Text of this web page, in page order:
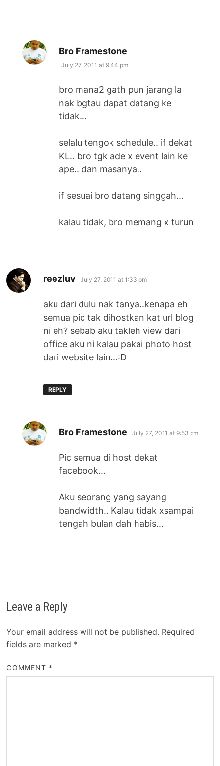
Bro Framestone
July 27, 2011 at 9:44 pm
bro mana2 gath pun jarang la
nak bgtau dapat datang ke
tidak…
selalu tengok schedule.. if dekat
KL.. bro tgk ade x event lain ke
ape.. dan masanya..
if sesuai bro datang singgah…
kalau tidak, bro memang x turun
reezluv says:
July 27, 2011 at 1:33 pm
aku dari dulu nak tanya..kenapa eh
semua pic tak dihostkan kat url blog
ni eh? sebab aku takleh view dari
office aku ni kalau pakai photo host
dari website lain…:D
REPLY
Bro Framestone says:
July 27, 2011 at 9:53 pm
Pic semua di host dekat
facebook…
Aku seorang yang sayang
bandwidth.. Kalau tidak xsampai
tengah bulan dah habis…
Leave a Reply
Your email address will not be published. Required
fields are marked *
COMMENT *